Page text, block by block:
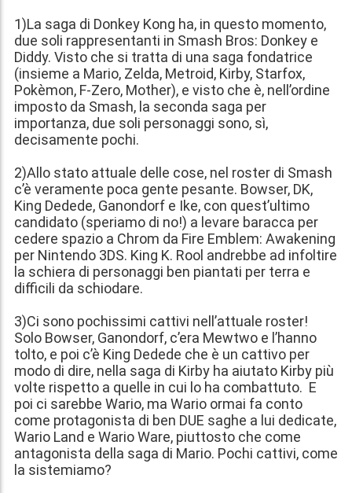
1)La saga di Donkey Kong ha, in questo momento,
due soli rappresentanti in Smash Bros: Donkey e
Diddy. Visto che si tratta di una saga fondatrice
(insieme a Mario, Zelda, Metroid, Kirby, Starfox,
Pokèmon, F-Zero, Mother), e visto che è, nell’ordine
imposto da Smash, la seconda saga per
importanza, due soli personaggi sono, sì,
decisamente pochi.
2)Allo stato attuale delle cose, nel roster di Smash
c’è veramente poca gente pesante. Bowser, DK,
King Dedede, Ganondorf e Ike, con quest’ultimo
candidato (speriamo di no!) a levare baracca per
cedere spazio a Chrom da Fire Emblem: Awakening
per Nintendo 3DS. King K. Rool andrebbe ad infoltire
la schiera di personaggi ben piantati per terra e
difficili da schiodare.
3)Ci sono pochissimi cattivi nell’attuale roster!
Solo Bowser, Ganondorf, c’era Mewtwo e l’hanno
tolto, e poi c’è King Dedede che è un cattivo per
modo di dire, nella saga di Kirby ha aiutato Kirby più
volte rispetto a quelle in cui lo ha combattuto. E
poi ci sarebbe Wario, ma Wario ormai fa conto
come protagonista di ben DUE saghe a lui dedicate,
Wario Land e Wario Ware, piuttosto che come
antagonista della saga di Mario. Pochi cattivi, come
la sistemiamo?